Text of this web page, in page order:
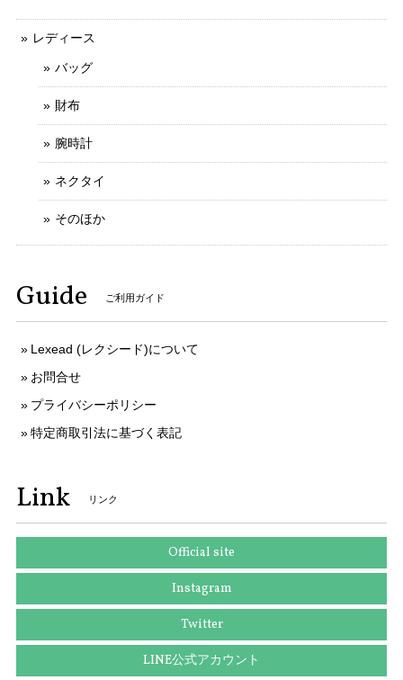
もなにとぞよろしくお願いいたします。
送料無料 シチズン 腕時計 レディース エクシード 4422-E42797 ゴールド オーバル型 12Pダイヤ ヴィンテージ ロゴ 小さめ ブランド X379
写真と説明文通りの綺麗なお品でした 予備コマでのバンドサ
イズ調整にも応じていただき、ありがとうございます
存じます。 お客様のお言葉がとても励みになり
ます。 ご丁寧なお取引をしていただきましてあ
りがとうございます。 今後ともなにとぞよろし
くお願いいたします。
送料無料 ディオール ネクタイ ワイドタイ シルク 黄色 イエロー グレー 紫色 ビジネス カジュアル ブランド 鍵 植物 フランス製 綺麗 N516
2025/09/03
レディース
バッグ
財布
腕時計
ネクタイ
そのほか
Guide ご利用ガイド
Lexead (レクシード)について
お問合せ
プライバシーポリシー
特定商取引法に基づく表記
Link リンク
Official site
Instagram
Twitter
LINE公式アカウント